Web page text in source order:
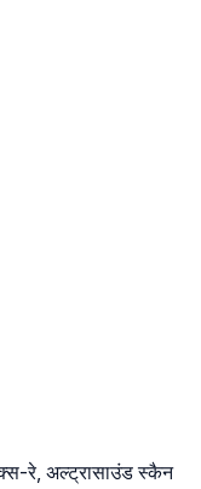
रे, अल्ट्रासाउंड स्कैन